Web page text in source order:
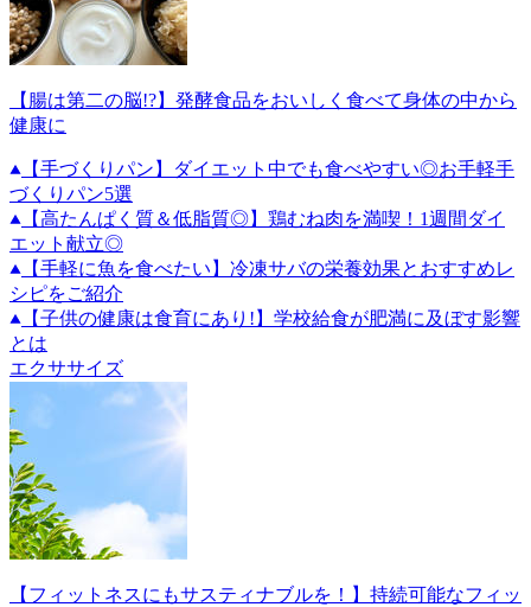
【腸は第二の脳!?】発酵食品をおいしく食べて身体の中から
健康に
【手づくりパン】ダイエット中でも食べやすい◎お手軽手
づくりパン5選
【高たんぱく質＆低脂質◎】鶏むね肉を満喫！1週間ダイ
エット献立◎
【手軽に魚を食べたい】冷凍サバの栄養効果とおすすめレ
シピをご紹介
【子供の健康は食育にあり!】学校給食が肥満に及ぼす影響
とは
エクササイズ
【フィットネスにもサスティナブルを！】持続可能なフィッ